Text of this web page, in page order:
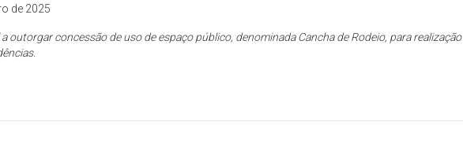
de 2025
outorgar concessão de uso de espaço público, denominada Cancha de Rodeio, para realização